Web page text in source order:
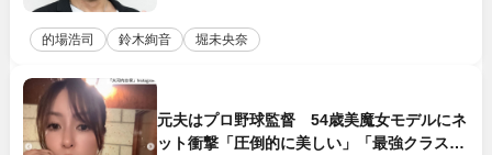
的場浩司 鈴木絢音 堀未央奈
元夫はプロ野球監督 54歳美魔女モデルにネ
ット衝撃「圧倒的に美しい」「最強クラス」